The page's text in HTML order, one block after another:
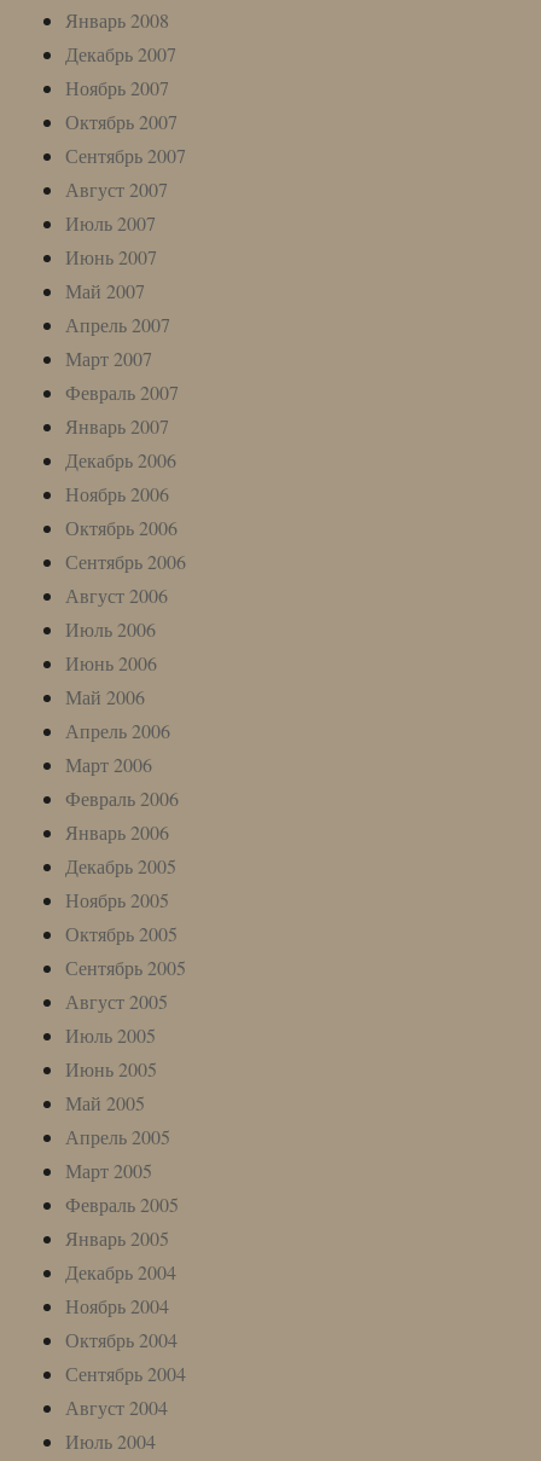
Январь 2008
Декабрь 2007
Ноябрь 2007
Октябрь 2007
Сентябрь 2007
Август 2007
Июль 2007
Июнь 2007
Май 2007
Апрель 2007
Март 2007
Февраль 2007
Январь 2007
Декабрь 2006
Ноябрь 2006
Октябрь 2006
Сентябрь 2006
Август 2006
Июль 2006
Июнь 2006
Май 2006
Апрель 2006
Март 2006
Февраль 2006
Январь 2006
Декабрь 2005
Ноябрь 2005
Октябрь 2005
Сентябрь 2005
Август 2005
Июль 2005
Июнь 2005
Май 2005
Апрель 2005
Март 2005
Февраль 2005
Январь 2005
Декабрь 2004
Ноябрь 2004
Октябрь 2004
Сентябрь 2004
Август 2004
Июль 2004